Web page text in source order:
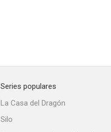
Series populares
La Casa del Dragón
Silo